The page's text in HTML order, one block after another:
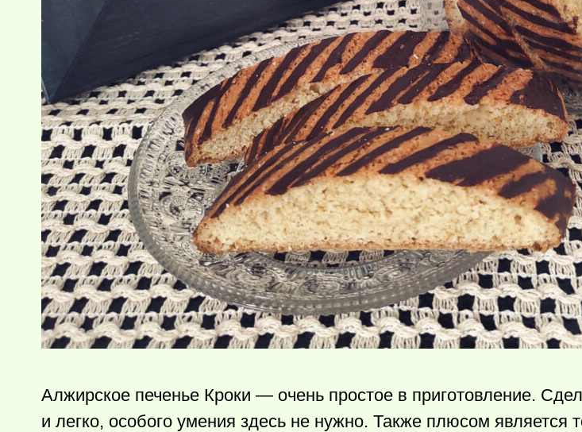
Алжирское печенье Кроки — очень простое в приготовление.
и легко, особого умения здесь не нужно. Также плюсом является